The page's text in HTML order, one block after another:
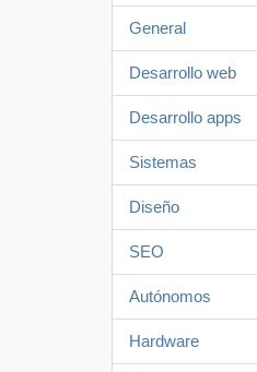
General
Desarrollo web
Desarrollo apps
Sistemas
Diseño
SEO
Autónomos
Hardware